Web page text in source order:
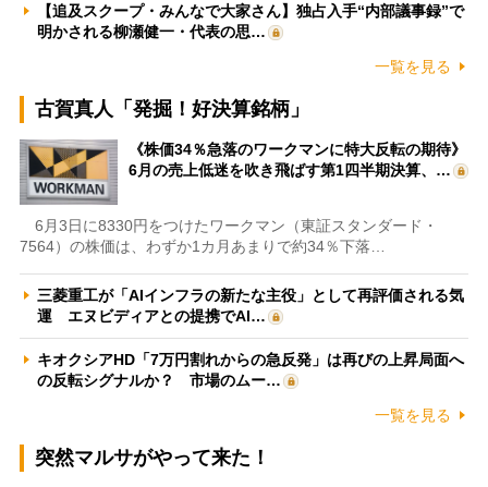
【追及スクープ・みんなで大家さん】独占入手“内部議事録”で
明かされる柳瀬健一・代表の思…
一覧を見る
古賀真人「発掘！好決算銘柄」
《株価34％急落のワークマンに特大反転の期待》
6月の売上低迷を吹き飛ばす第1四半期決算、…
6月3日に8330円をつけたワークマン（東証スタンダード・
7564）の株価は、わずか1カ月あまりで約34％下落…
三菱重工が「AIインフラの新たな主役」として再評価される気
運 エヌビディアとの提携でAI…
キオクシアHD「7万円割れからの急反発」は再びの上昇局面へ
の反転シグナルか？ 市場のムー…
一覧を見る
突然マルサがやって来た！